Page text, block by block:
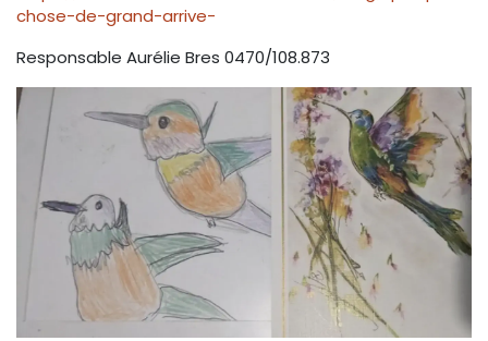
chose-de-grand-arrive-
Responsable Aurélie Bres 0470/108.873